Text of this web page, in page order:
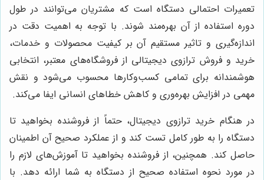
تعمیرات احتمالی دستگاه است که مشتریان می‌توانند در طول
دوره استفاده از آن بهره‌مند شوند. با توجه به اهمیت دقت در
اندازه‌گیری و تاثیر مستقیم آن بر کیفیت محصولات و خدمات،
خرید و فروش ترازوی دیجیتالی از فروشگاه‌های معتبر، انتخابی
هوشمندانه برای تمامی کسب‌وکارها محسوب می‌شود و نقش
مهمی در افزایش بهره‌وری و کاهش خطاهای انسانی ایفا می‌کند.
در هنگام خرید ترازوی دیجیتال، حتماً از فروشنده بخواهید تا
دستگاه را به طور کامل تست کند و از عملکرد صحیح آن اطمینان
حاصل کند. همچنین، از فروشنده بخواهید تا آموزش‌های لازم را
در مورد نحوه استفاده صحیح از دستگاه به شما ارائه دهد. با